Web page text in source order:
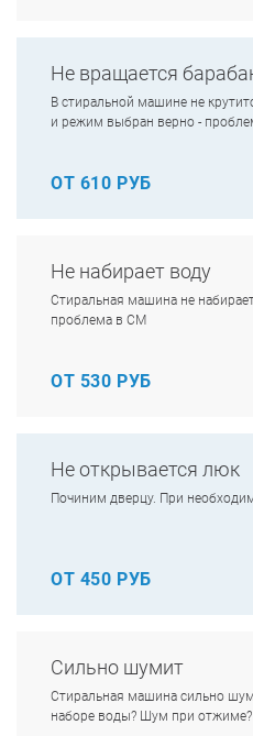
Не вращается
В стиральной машине не
и режим выбран верно -
ОТ 610 РУБ
Не набирает воду
Стиральная машина не
проблема в СМ
ОТ 530 РУБ
Не открывается люк
Починим дверцу. При
ОТ 450 РУБ
Сильно шумит
Стиральная машина сильно
наборе воды? Шум при